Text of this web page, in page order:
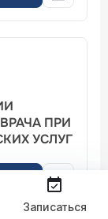
ПРИ
УСЛУГ
Записаться